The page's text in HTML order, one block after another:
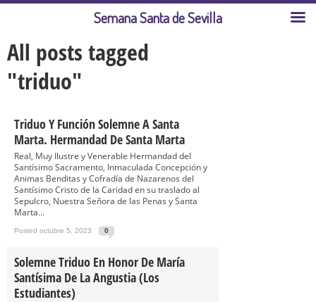
All posts tagged
"triduo"
Triduo Y Función Solemne A Santa
Marta. Hermandad De Santa Marta
Real, Muy Ilustre y Venerable Hermandad del
Santísimo Sacramento, Inmaculada Concepción y
Animas Benditas y Cofradía de Nazarenos del
Santísimo Cristo de la Caridad en su traslado al
Sepulcro, Nuestra Señora de las Penas y Santa
Marta...
Posted octubre 5, 2023 0
Solemne Triduo En Honor De María
Santísima De La Angustia (Los
Estudiantes)
Semana Santa de Sevilla